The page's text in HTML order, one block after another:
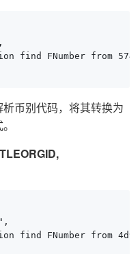
FNumber from
析币别代码，将其转换为
FNumber from